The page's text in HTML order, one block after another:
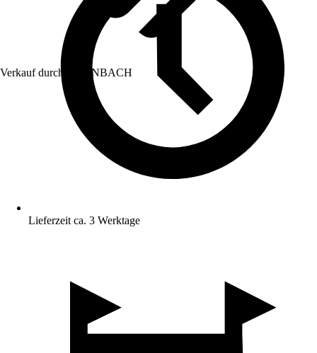
Verkauf durch: HORNBACH
Lieferzeit ca. 3 Werktage